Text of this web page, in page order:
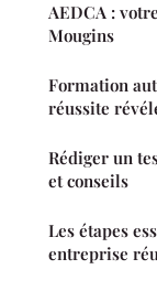
AEDCA :
Mougins
Formation
réussite
Rédiger un
et conseils
Les étapes
entreprise